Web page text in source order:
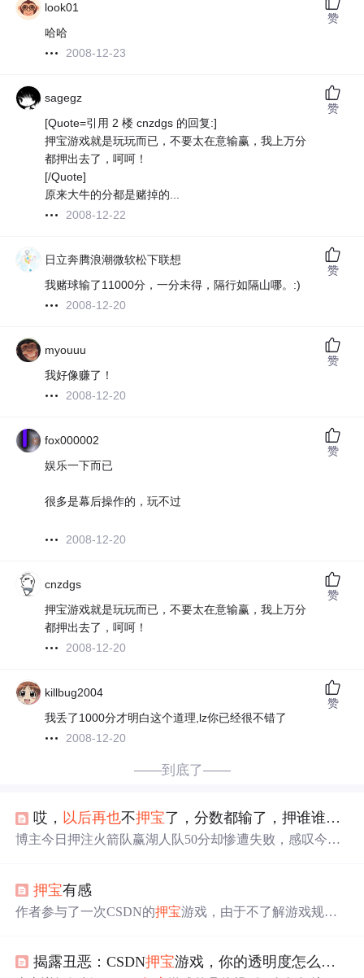
look01
哈哈
2008-12-23
赞
sagegz
[Quote=引用 2 楼 cnzdgs 的回复:]
押宝游戏就是玩玩而已，不要太在意输赢，我上万分
都押出去了，呵呵！
[/Quote]
原来大牛的分都是赌掉的...
2008-12-22
赞
日立奔腾浪潮微软松下联想
我赌球输了11000分，一分未得，隔行如隔山哪。:)
2008-12-20
赞
myouuu
我好像赚了！
2008-12-20
赞
fox000002
娱乐一下而已
很多是幕后操作的，玩不过
2008-12-20
赞
cnzdgs
押宝游戏就是玩玩而已，不要太在意输赢，我上万分
都押出去了，呵呵！
2008-12-20
赞
killbug2004
我丢了1000分才明白这个道理,lz你已经很不错了
2008-12-20
赞
——到底了——
哎， 以后再也不押宝了，分数都输了，押谁谁输！！
博主今日押注火箭队赢湖人队50分却惨遭失败，感叹今后
押宝有感
作者参与了一次CSDN的押宝游戏，由于不了解游戏规则
揭露丑恶：CSDN押宝游戏，你的透明度怎么就这么低呢？